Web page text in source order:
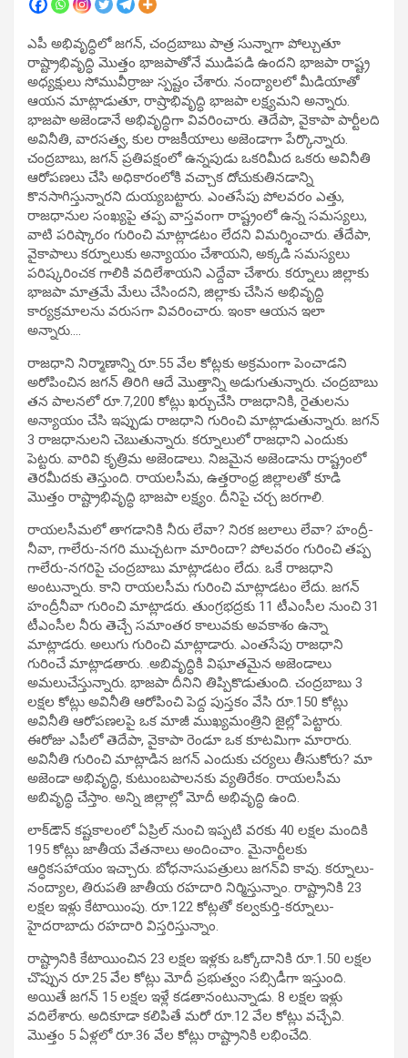
ఎపీ అభివృద్ధిలో జగన్‌, చంద్రబాబు పాత్ర సున్నాగా పోల్చుతూ
రాష్ట్రాభివృద్ధి మొత్తం భాజపాతోనే ముడిపడి ఉందని భాజపా రాష్ట్ర
అధ్యక్షులు సోమువీర్రాజు స్పష్టం చేశారు. నంద్యాలలో మీడియాతో
ఆయన మాట్లాడుతూ, రాష్రాభివృద్ధి భాజపా లక్ష్యమని అన్నారు.
భాజపా అజెండానే అభివృద్ధిగా వివరించారు. తెదేపా, వైకాపా పార్టీలది
అవినీతి, వారసత్వ, కుల రాజకీయాలు అజెండాగా పేర్కొన్నారు.
చంద్రబాబు, జగన్‌ ప్రతిపక్షంలో ఉన్నపుడు ఒకరిమీద ఒకరు అవినీతి
ఆరోపణలు చేసి అధికారంలోకి వచ్చాక దోచుకుతినడాన్ని
కొనసాగిస్తున్నారని దుయ్యబట్టారు. ఎంతసేపు పోలవరం ఎత్తు,
రాజధానుల సంఖ్యపై తప్ప వాస్తవంగా రాష్ట్రంలో ఉన్న సమస్యలు,
వాటి పరిష్కారం గురించి మాట్లాడటం లేదని విమర్శించారు. తేదేపా,
వైకాపాలు కర్నూలుకు అన్యాయం చేశాయని, అక్కడి సమస్యలు
పరిష్కరించక గాలికి వదిలేశాయని ఎద్దేవా చేశారు. కర్నూలు జిల్లాకు
భాజపా మాత్రమే మేలు చేసిందని, జిల్లాకు చేసిన అభివృద్ది
కార్యక్రమాలను వరుసగా వివరించారు. ఇంకా ఆయన ఇలా
అన్నారు….
రాజధాని నిర్మాణాన్ని రూ.55 వేల కోట్లకు అక్రమంగా పెంచాడని
అరోపించిన జగన్‌ తిరిగి ఆదే మొత్తాన్ని అడుగుతున్నారు. చంద్రబాబు
తన పాలనలో రూ.7,200 కోట్లు ఖర్చుచేసి రాజధానికి, రైతులను
అన్యాయం చేసి ఇప్పుడు రాజధాని గురించి మాట్లాడుతున్నారు. జగన్‌
3 రాజధానులని చెబుతున్నారు. కర్నూలులో రాజధాని ఎందుకు
పెట్టరు. వారివి కృత్రిమ అజెండాలు. నిజమైన అజెండాను రాష్ట్రంలో
తెరమీదకు తెస్తుంది. రాయలసీమ, ఉత్తరాంధ్ర జిల్లాలతో కూడి
మొత్తం రాష్ట్రాభివృద్ధి భాజపా లక్ష్యం. దీనిపై చర్చ జరగాలి.
రాయలసీమలో తాగడానికి నీరు లేవా? నిరక జలాలు లేవా? హంద్రీ-
నీవా, గాలేరు-నగరి ముచ్చటగా మారిందా? పోలవరం గురించి తప్ప
గాలేరు-నగరిపై చంద్రబాబు మాట్లాడటం లేదు. ఒకే రాజధాని
అంటున్నారు. కాని రాయలసీమ గురించి మాట్లాడటం లేదు. జగన్‌
హంద్రీనీవా గురించి మాట్లాడరు. తుంగ్రభద్రకు 11 టీఎంసీల నుంచి 31
టీఎంసీల నీరు తెచ్చే సమాంతర కాలువకు అవకాశం ఉన్నా
మాట్లాడరు. అలుగు గురించి మాట్లాడారు. ఎంతసేపు రాజధాని
గురించే మాట్లాడతారు. .అబివృద్ధికి విఘాతమైన అజెండాలు
అమలుచేస్తున్నారు. భాజపా దీనిని తిప్పికొడుతుంది. చంద్రబాబు 3
లక్షల కోట్లు అవినీతి ఆరోపించి పెద్ద పుస్తకం వేసి రూ.150 కోట్లు
అవినీతి ఆరోపణలపై ఒక మాజీ ముఖ్యమంత్రిని జైల్లో పెట్టారు.
ఈరోజు ఎపీలో తెదేపా, వైకాపా రెండూ ఒక కూటమిగా మారారు.
అవినీతి గురించి మాట్లాడిన జగన్‌ ఎందుకు చర్యలు తీసుకోరు? మా
అజెండా అభివృద్ధి, కుటుంబపాలనకు వ్యతిరేకం. రాయలసీమ
అబివృద్ధి చేస్తాం. అన్ని జిల్లాల్లో మోదీ అభివృద్ధి ఉంది.
లాక్‌డౌన్‌ కష్టకాలంలో ఏప్రిల్‌ నుంచి ఇప్పటి వరకు 40 లక్షల మందికి
195 కోట్లు జాతీయ వేతనాలు అందించాం. మైనార్టీలకు
ఆర్ధికసహాయం ఇచ్చారు. బోధనాసుపత్రులు జగన్‌వి కావు. కర్నూలు-
నంద్యాల, తిరుపతి జాతీయ రహదారి నిర్మిస్తున్నాం. రాష్ట్రానికి 23
లక్షల ఇళ్లు కేటాయింపు. రూ.122 కోట్లతో కల్వకుర్తి-కర్నూలు-
హైదరాబాదు రహదారి విస్తరిస్తున్నాం.
రాష్ట్రానికి కేటాయించిన 23 లక్షల ఇళ్లకు ఒక్కోదానికి రూ.1.50 లక్షల
చొప్పున రూ.25 వేల కోట్లు మోదీ ప్రభుత్వం సబ్సిడీగా ఇస్తుంది.
అయితే జగన్‌ 15 లక్షల ఇళ్లే కడతానంటున్నాడు. 8 లక్షల ఇళ్లు
వదిలేశారు. అదికూడా కలిపితే మరో రూ.12 వేల కోట్లు వచ్చేవి.
మొత్తం 5 ఏళ్లలో రూ.36 వేల కోట్లు రాష్ట్రానికి లభించేది.